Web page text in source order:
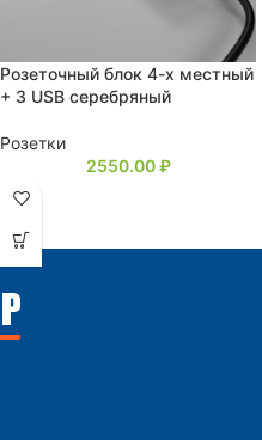
Розеточный блок 4-х местный
+ 3 USB серебряный
Розетки
2550.00₽